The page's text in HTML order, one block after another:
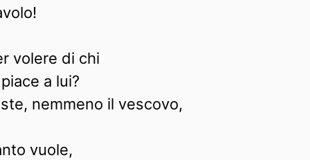
volere di chi
a lui?
nemmeno il vescovo,
vuole,